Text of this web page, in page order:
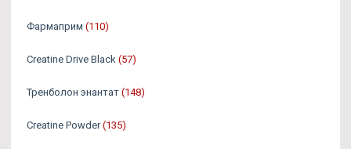
Фармаприм (110)
Creatine Drive Black (57)
Тренболон энантат (148)
Creatine Powder (135)